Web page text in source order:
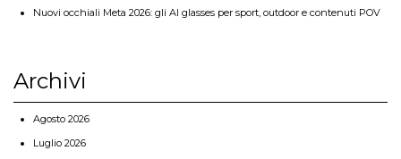
Nuovi occhiali Meta 2026: gli AI glasses per sport, outdoor e contenuti POV
Archivi
Agosto 2026
Luglio 2026